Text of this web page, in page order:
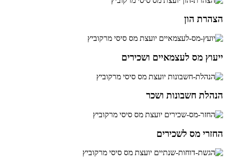
הצהרת הון
ייעוץ מס לעצמאיים ושכירים
הנהלת חשבונות ושכר
החזרי מס לשכירים